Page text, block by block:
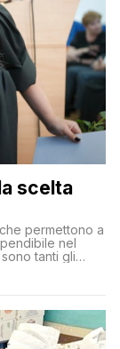
scelta
permettono a
nel
tanti gli
raggiunto